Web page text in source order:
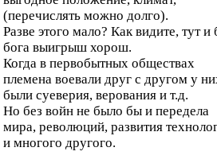
(перечислять можно долго).
Разве этого мало? Как видите, тут и
бога выигрыш хорош.
Когда в первобытных обществах
племена воевали друг с другом у
были суеверия, верования и т.д.
Но без войн не было бы и передела
мира, революций, развития
и многого другого.